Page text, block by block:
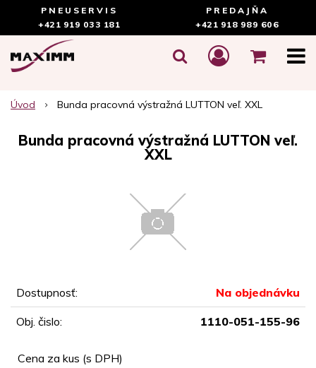
PNEUSERVIS
+421 919 033 181
PREDAJŇA
+421 918 989 606
Úvod Bunda pracovná výstražná LUTTON veľ. XXL
Bunda pracovná výstražná LUTTON veľ.
XXL
Dostupnosť: Na objednávku
Obj. čislo: 1110-051-155-96
Cena za kus (s DPH)